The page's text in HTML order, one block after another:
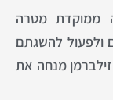
ממוקדת מטרה
ולפעול להשגתם
מנחה את